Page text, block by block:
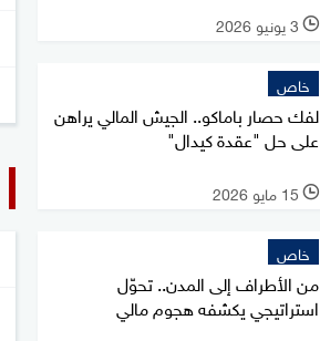
l 3 يونيو 2026
خاص
لفك حصار باماكو.. الجيش المالي يراهن
على حل "عقدة كيدال"
l 15 مايو 2026
خاص
من الأطراف إلى المدن.. تحوّل
استراتيجي يكشفه هجوم مالي